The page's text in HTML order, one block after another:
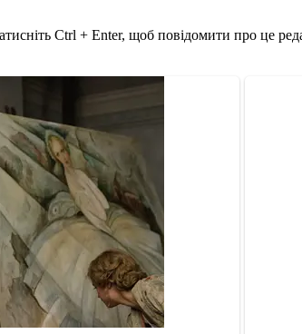
Ctrl + Enter, щоб повідомити про це